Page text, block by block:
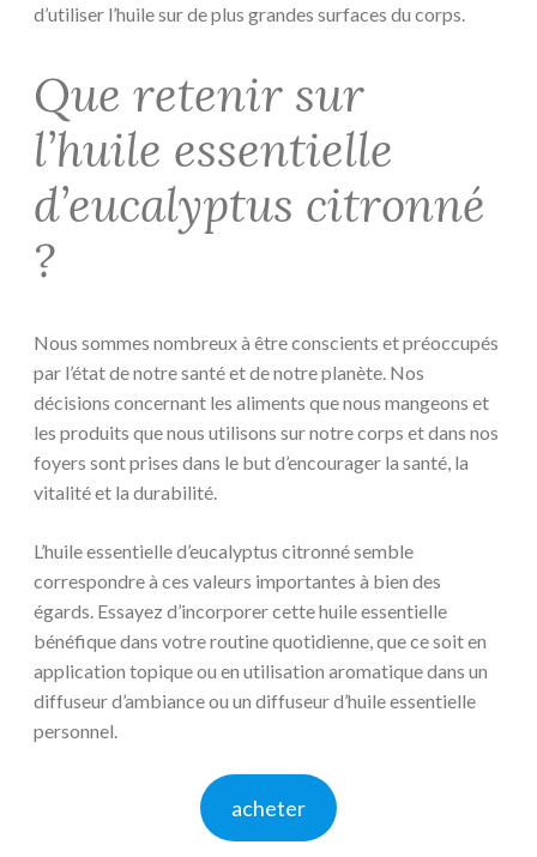
d’utiliser l’huile sur de plus grandes surfaces du corps.
Que retenir sur
l’huile essentielle
d’eucalyptus citronné
?
Nous sommes nombreux à être conscients et préoccupés
par l’état de notre santé et de notre planète. Nos
décisions concernant les aliments que nous mangeons et
les produits que nous utilisons sur notre corps et dans nos
foyers sont prises dans le but d’encourager la santé, la
vitalité et la durabilité.
L’huile essentielle d’eucalyptus citronné semble
correspondre à ces valeurs importantes à bien des
égards. Essayez d’incorporer cette huile essentielle
bénéfique dans votre routine quotidienne, que ce soit en
application topique ou en utilisation aromatique dans un
diffuseur d’ambiance ou un diffuseur d’huile essentielle
personnel.
acheter